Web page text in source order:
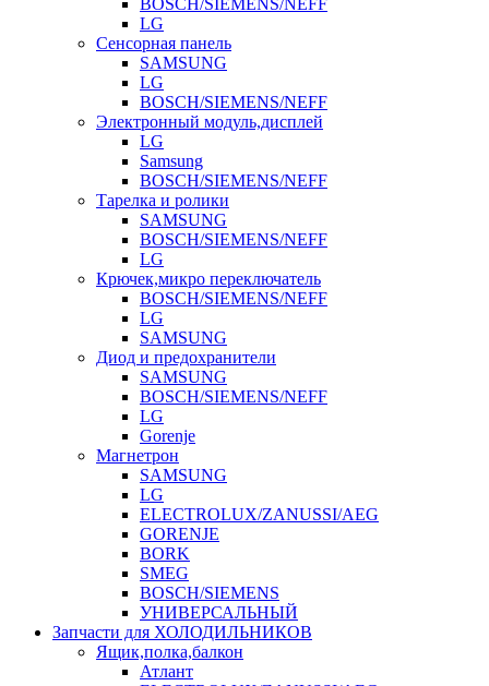
BOSCH/SIEMENS/NEFF
LG
Сенсорная панель
SAMSUNG
LG
BOSCH/SIEMENS/NEFF
Электронный модуль,дисплей
LG
Samsung
BOSCH/SIEMENS/NEFF
Тарелка и ролики
SAMSUNG
BOSCH/SIEMENS/NEFF
LG
Крючек,микро переключатель
BOSCH/SIEMENS/NEFF
LG
SAMSUNG
Диод и предохранители
SAMSUNG
BOSCH/SIEMENS/NEFF
LG
Gorenje
Магнетрон
SAMSUNG
LG
ELECTROLUX/ZANUSSI/AEG
GORENJE
BORK
SMEG
BOSCH/SIEMENS
УНИВЕРСАЛЬНЫЙ
Запчасти для ХОЛОДИЛЬНИКОВ
Ящик,полка,балкон
Атлант